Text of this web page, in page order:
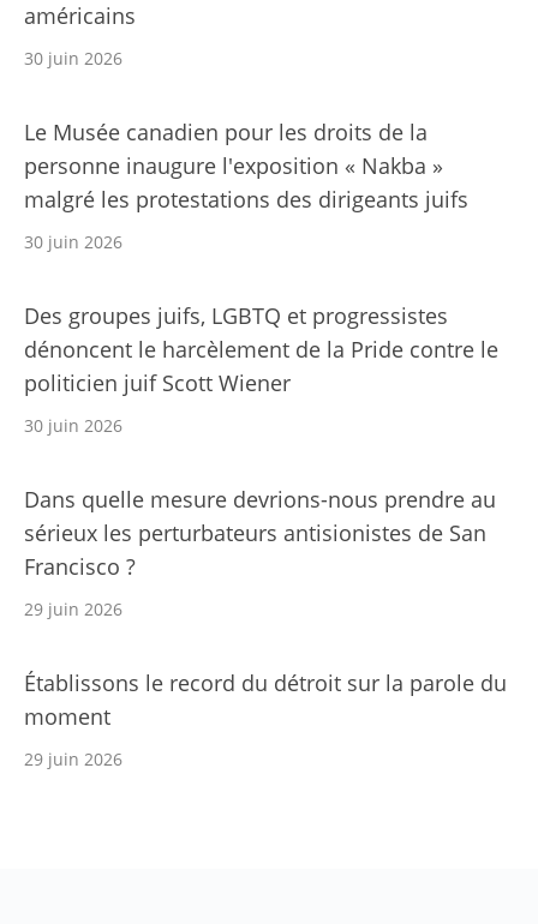
américains
30 juin 2026
Le Musée canadien pour les droits de la
personne inaugure l'exposition « Nakba »
malgré les protestations des dirigeants juifs
30 juin 2026
Des groupes juifs, LGBTQ et progressistes
dénoncent le harcèlement de la Pride contre le
politicien juif Scott Wiener
30 juin 2026
Dans quelle mesure devrions-nous prendre au
sérieux les perturbateurs antisionistes de San
Francisco ?
29 juin 2026
Établissons le record du détroit sur la parole du
moment
29 juin 2026